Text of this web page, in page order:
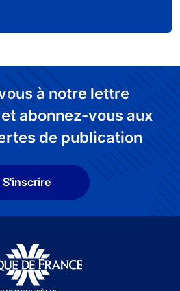
à notre lettre
abonnez-vous aux
de publication
S'inscrire